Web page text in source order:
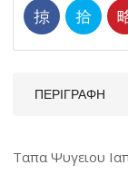
ΠΕΡΙΓΡΑΦΉ
Ταπα Ψυγειου